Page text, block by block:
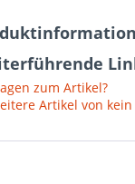
zum Artikel?
Artikel von